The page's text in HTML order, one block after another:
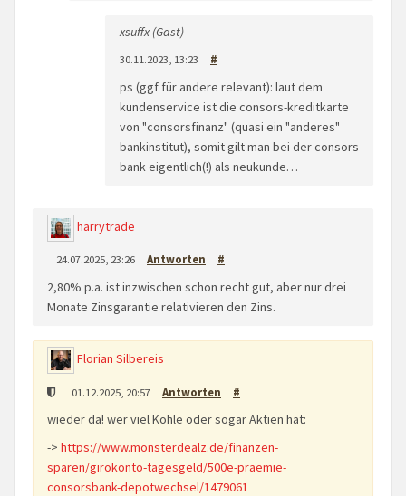
xsuffx (Gast)
30.11.2023, 13:23 #
ps (ggf für andere relevant): laut dem
kundenservice ist die consors-kreditkarte
von "consorsfinanz" (quasi ein "anderes"
bankinstitut), somit gilt man bei der consors
bank eigentlich(!) als neukunde…
harrytrade
24.07.2025, 23:26 Antworten #
2,80% p.a. ist inzwischen schon recht gut, aber nur drei
Monate Zinsgarantie relativieren den Zins.
Florian Silbereis
01.12.2025, 20:57 Antworten #
wieder da! wer viel Kohle oder sogar Aktien hat:
-> https://www.monsterdealz.de/finanzen-
sparen/girokonto-tagesgeld/500e-praemie-
consorsbank-depotwechsel/1479061